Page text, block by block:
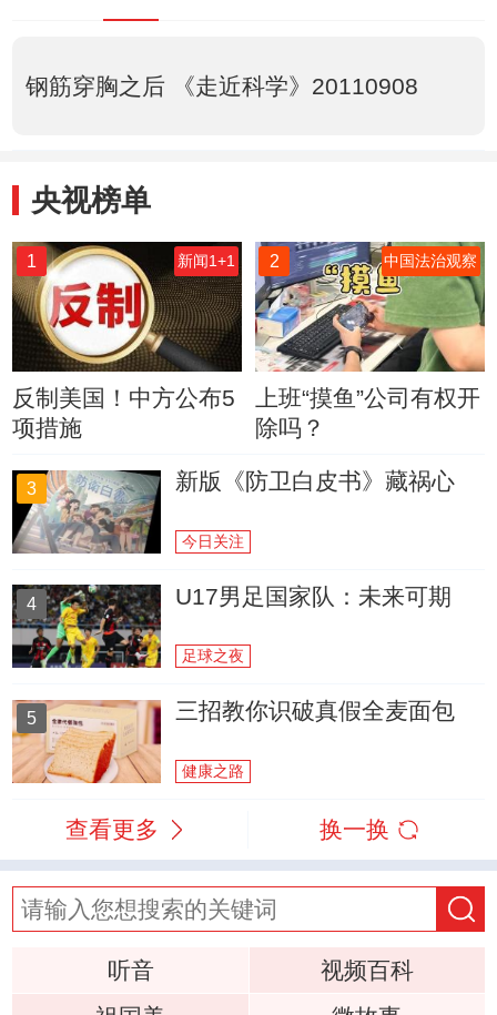
钢筋穿胸之后 《走近科学》20110908
央视榜单
1 新闻1+1
反制美国！中方公布5
项措施
2 中国法治观察
上班“摸鱼”公司有权开
除吗？
3 新版《防卫白皮书》藏祸心
今日关注
4 U17男足国家队：未来可期
足球之夜
5 三招教你识破真假全麦面包
健康之路
查看更多 换一换
听音
视频百科